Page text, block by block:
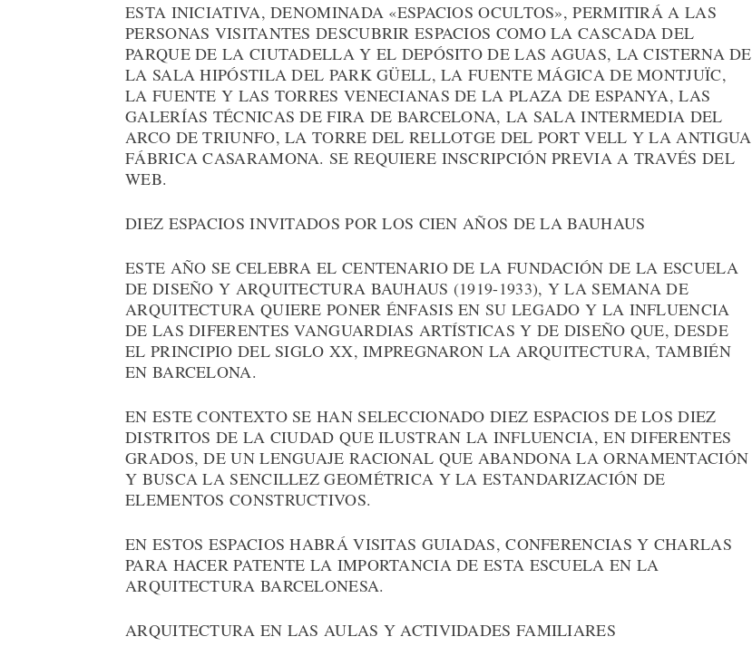
ESTA INICIATIVA, DENOMINADA «ESPACIOS OCULTOS», PERMITIRÁ A LAS
PERSONAS VISITANTES DESCUBRIR ESPACIOS COMO LA CASCADA DEL
PARQUE DE LA CIUTADELLA Y EL DEPÓSITO DE LAS AGUAS, LA CISTERNA DE
LA SALA HIPÓSTILA DEL PARK GÜELL, LA FUENTE MÁGICA DE MONTJUÏC,
LA FUENTE Y LAS TORRES VENECIANAS DE LA PLAZA DE ESPANYA, LAS
GALERÍAS TÉCNICAS DE FIRA DE BARCELONA, LA SALA INTERMEDIA DEL
ARCO DE TRIUNFO, LA TORRE DEL RELLOTGE DEL PORT VELL Y LA ANTIGUA
FÁBRICA CASARAMONA. SE REQUIERE INSCRIPCIÓN PREVIA A TRAVÉS DEL
WEB.
DIEZ ESPACIOS INVITADOS POR LOS CIEN AÑOS DE LA BAUHAUS
ESTE AÑO SE CELEBRA EL CENTENARIO DE LA FUNDACIÓN DE LA ESCUELA
DE DISEÑO Y ARQUITECTURA BAUHAUS (1919-1933), Y LA SEMANA DE
ARQUITECTURA QUIERE PONER ÉNFASIS EN SU LEGADO Y LA INFLUENCIA
DE LAS DIFERENTES VANGUARDIAS ARTÍSTICAS Y DE DISEÑO QUE, DESDE
EL PRINCIPIO DEL SIGLO XX, IMPREGNARON LA ARQUITECTURA, TAMBIÉN
EN BARCELONA.
EN ESTE CONTEXTO SE HAN SELECCIONADO DIEZ ESPACIOS DE LOS DIEZ
DISTRITOS DE LA CIUDAD QUE ILUSTRAN LA INFLUENCIA, EN DIFERENTES
GRADOS, DE UN LENGUAJE RACIONAL QUE ABANDONA LA ORNAMENTACIÓN
Y BUSCA LA SENCILLEZ GEOMÉTRICA Y LA ESTANDARIZACIÓN DE
ELEMENTOS CONSTRUCTIVOS.
EN ESTOS ESPACIOS HABRÁ VISITAS GUIADAS, CONFERENCIAS Y CHARLAS
PARA HACER PATENTE LA IMPORTANCIA DE ESTA ESCUELA EN LA
ARQUITECTURA BARCELONESA.
ARQUITECTURA EN LAS AULAS Y ACTIVIDADES FAMILIARES